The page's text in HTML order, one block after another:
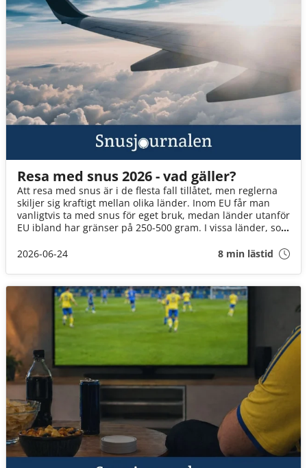
Resa med snus 2026 - vad gäller?
Att resa med snus är i de flesta fall tillåtet, men reglerna
skiljer sig kraftigt mellan olika länder. Inom EU får man
vanligtvis ta med snus för eget bruk, medan länder utanför
EU ibland har gränser på 250-500 gram. I vissa länder, som
2026-06-24
8 min lästid